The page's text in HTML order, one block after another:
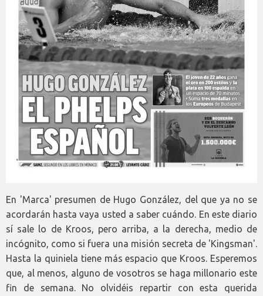
En 'Marca' presumen de Hugo González, del que ya no se
acordarán hasta vaya usted a saber cuándo. En este diario
sí sale lo de Kroos, pero arriba, a la derecha, medio de
incógnito, como si fuera una misión secreta de 'Kingsman'.
Hasta la quiniela tiene más espacio que Kroos. Esperemos
que, al menos, alguno de vosotros se haga millonario este
fin de semana. No olvidéis repartir con esta querida